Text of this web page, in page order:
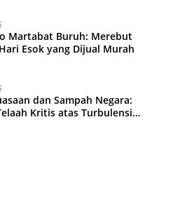
Martabat Buruh: Merebut
Esok yang Dijual Murah
dan Sampah Negara:
Kritis atas Turbulensi